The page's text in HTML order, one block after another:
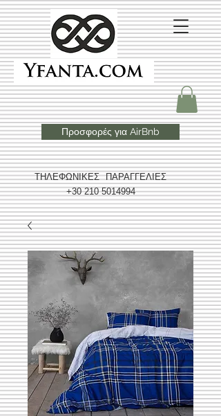
ΤΗΛΕΦΩΝΙΚΕΣ ΠΑΡΑΓΓΕΛΙΕΣ
+30 210 5014994
Προσφορές για AirBnb